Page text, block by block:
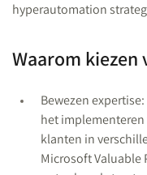
hyperautomation
Waarom kiezen
Bewezen
het
klanten in
Microsoft Valuable